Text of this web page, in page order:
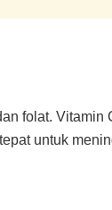
folat.
untuk